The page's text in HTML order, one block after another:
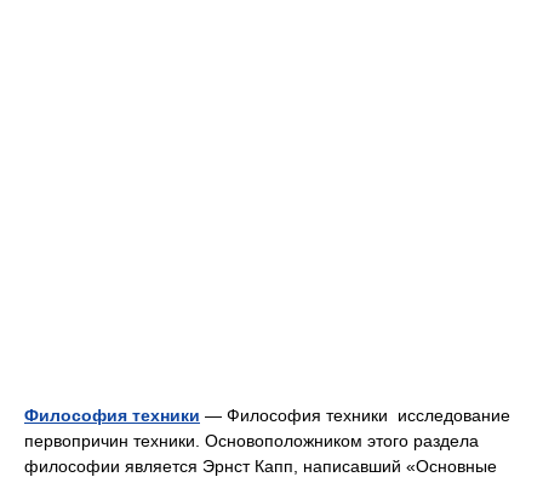
Философия техники — Философия техники исследование
первопричин техники. Основоположником этого раздела
философии является Эрнст Капп, написавший «Основные